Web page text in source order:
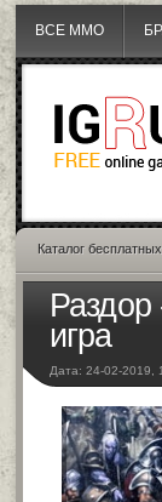
ВСЕ MMO
Каталог
Раздор
игра
Дата: 24-02-2019,